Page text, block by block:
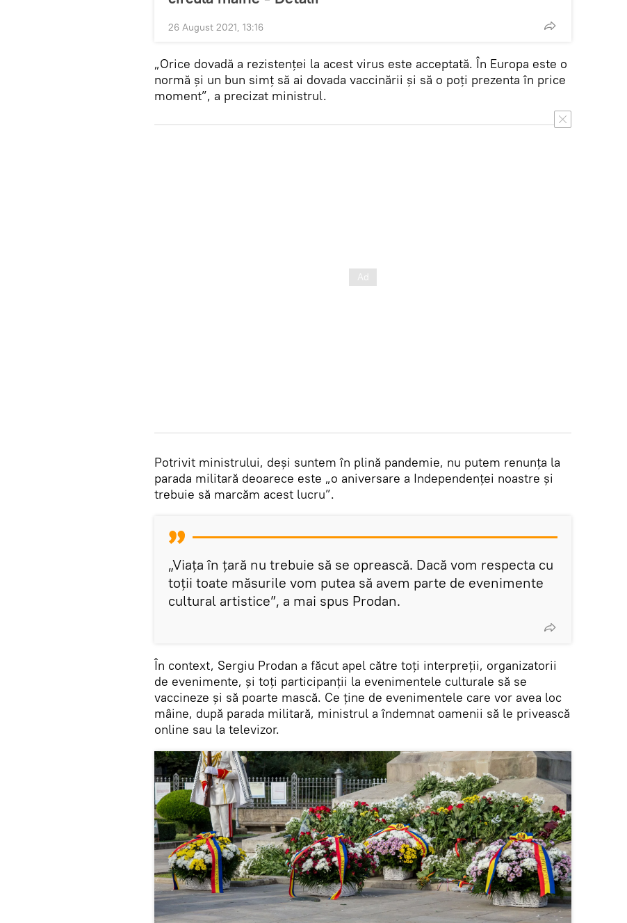
26 August 2021, 13:16
„Orice dovadă a rezistenței la acest virus este acceptată. În Europa este o
normă și un bun simț să ai dovada vaccinării și să o poți prezenta în price
moment”, a precizat ministrul.
Potrivit ministrului, deși suntem în plină pandemie, nu putem renunța la
parada militară deoarece este „o aniversare a Independenței noastre și
trebuie să marcăm acest lucru”.
„Viața în țară nu trebuie să se oprească. Dacă vom respecta cu
toții toate măsurile vom putea să avem parte de evenimente
cultural artistice”, a mai spus Prodan.
În context, Sergiu Prodan a făcut apel către toți interpreții, organizatorii
de evenimente, și toți participanții la evenimentele culturale să se
vaccineze și să poarte mască. Ce ține de evenimentele care vor avea loc
mâine, după parada militară, ministrul a îndemnat oamenii să le privească
online sau la televizor.